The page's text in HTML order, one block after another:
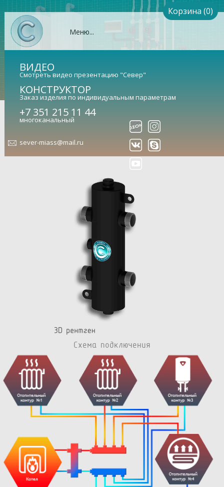
Меню...
Корзина (0)
ВИДЕО
Смотреть видео презентацию "Север"
КОНСТРУКТОР
Заказ изделия по индивидуальным параметрам
+7 351 215 11 44
многоканальный
sever-miass@mail.ru
Гидрострелка Север-R-60
(сталь 09Г2С)
Гидравлический разделитель универсальный (арт.
Схема подключения